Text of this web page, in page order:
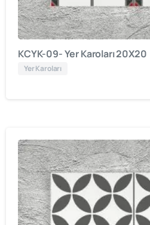
KCYK-09- Yer Karoları 20X20
Yer Karoları